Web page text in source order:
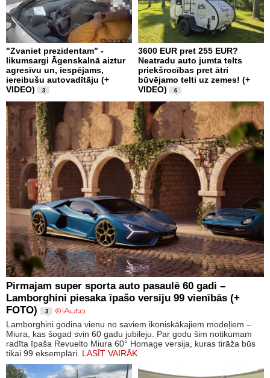
"Zvaniet prezidentam" -
likumsargi Āgenskalnā aiztur
agresīvu un, iespējams,
iereibušu autovadītāju (+
VIDEO)
3
3600 EUR pret 255 EUR?
Neatradu auto jumta telts
priekšrocības pret ātri
būvējamo telti uz zemes! (+
VIDEO)
6
Pirmajam super sporta auto pasaulē 60 gadi –
Lamborghini piesaka īpašo versiju 99 vienībās (+
FOTO)
3
Lamborghini godina vienu no saviem ikoniskākajiem modeļiem –
Miura, kas šogad svin 60 gadu jubileju. Par godu šim notikumam
radīta īpaša Revuelto Miura 60° Homage versija, kuras tirāža būs
tikai 99 eksemplāri. LASĪT VAIRĀK